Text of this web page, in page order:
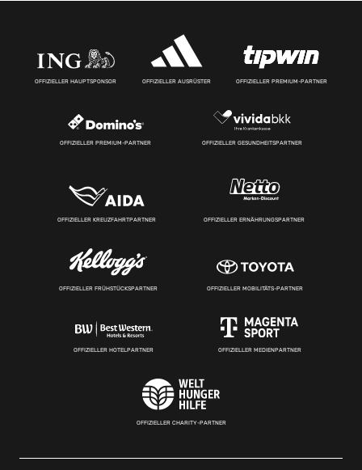
OFFIZIELLER HAUPTSPONSOR OFFIZIELLER AUSRÜSTER OFFIZIELLER PREMIUM-PARTNER
OFFIZIELLER PREMIUM-PARTNER OFFIZIELLER GESUNDHEITSPARTNER
OFFIZIELLER KREUZFAHRTPARTNER OFFIZIELLER ERNÄHRUNGSPARTNER
OFFIZIELLER FRÜHSTÜCKSPARTNER OFFIZIELLER MOBILITÄTS-PARTNER
OFFIZIELLER HOTELPARTNER OFFIZIELLER MEDIENPARTNER
OFFIZIELLER CHARITY-PARTNER